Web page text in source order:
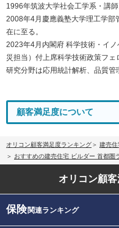
1996年筑波大学社会工学系・講
2008年4月慶應義塾大学理工学部
在に至る。
2023年4月内閣府 科学技術・イ
災担当）付上席科学技術政策フェ
研究分野は応用統計解析、品質管
顧客満足度について
オリコン顧客満足度ランキング
建売住
おすすめの建売住宅 ビルダー 首都圏
オリコン顧
保険関連ランキング